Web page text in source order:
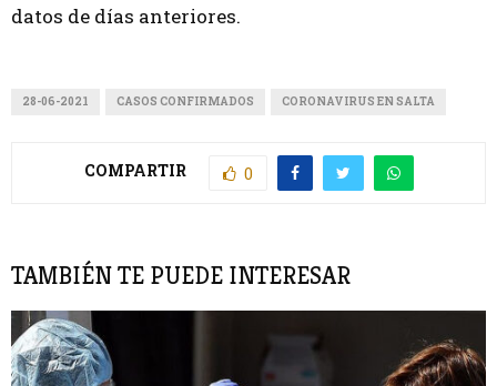
datos de días anteriores.
28-06-2021 CASOS CONFIRMADOS CORONAVIRUS EN SALTA
COMPARTIR 0
TAMBIÉN TE PUEDE INTERESAR